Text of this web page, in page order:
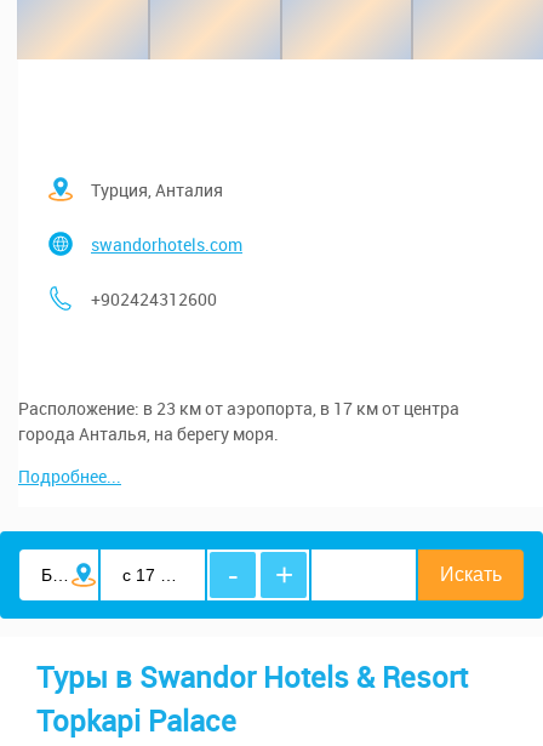
Турция, Анталия
swandorhotels.com
+902424312600
Расположение: в 23 км от аэропорта, в 17 км от центра
города Анталья, на берегу моря.
Подробнее...
- +
Туры в Swandor Hotels & Resort
Topkapi Palace